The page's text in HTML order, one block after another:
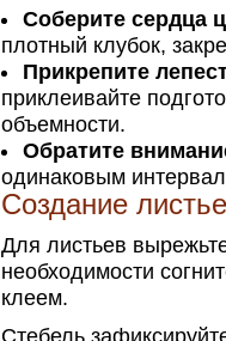
Соберите сердца
плотный клубок,
Прикрепите
приклеивайте
объемности.
Обратите
одинаковым
Создание
Для листьев
необходимости
клеем.
Стебель